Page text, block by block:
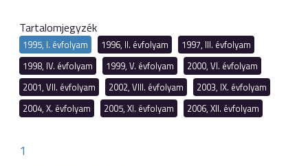
Tartalomjegyzék
1995, I. évfolyam 1996, II. évfolyam
1997, III. évfolyam
1998, IV. évfolyam
1999, V. évfolyam
2000, VI. évfolyam
2001, VII. évfolyam
2002, VIII. évfolyam
2003, IX. évfolyam
2004, X. évfolyam
2005, XI. évfolyam 2006, XII. évfolyam
1